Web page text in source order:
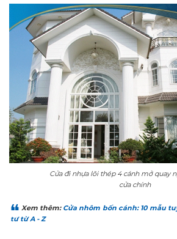
Cửa đi nhựa lõi thép 4 cánh mở quay
cửa chính
Xem thêm: Cửa nhôm bốn cánh: 10 mẫu
từ từ A - Z